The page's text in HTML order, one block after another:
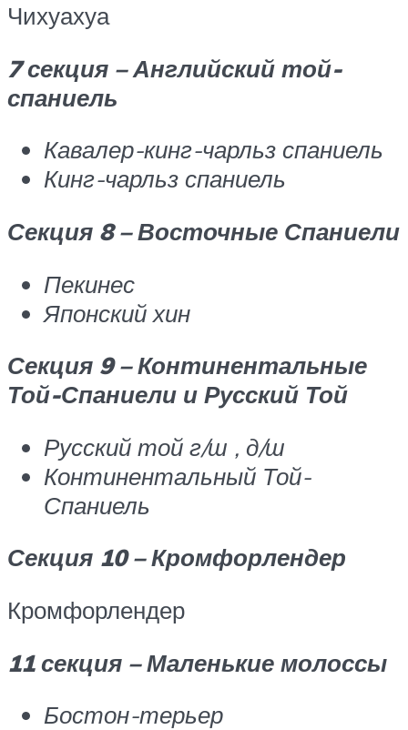
Чихуахуа
7 секция – Английский той-
спаниель
Кавалер-кинг-чарльз спаниель
Кинг-чарльз спаниель
Секция 8 – Восточные Спаниели
Пекинес
Японский хин
Секция 9 – Континентальные
Той-Спаниели и Русский Той
Русский той г/ш , д/ш
Континентальный Той-
Спаниель
Секция 10 – Кромфорлендер
Кромфорлендер
11 секция – Маленькие молоссы
Бостон-терьер